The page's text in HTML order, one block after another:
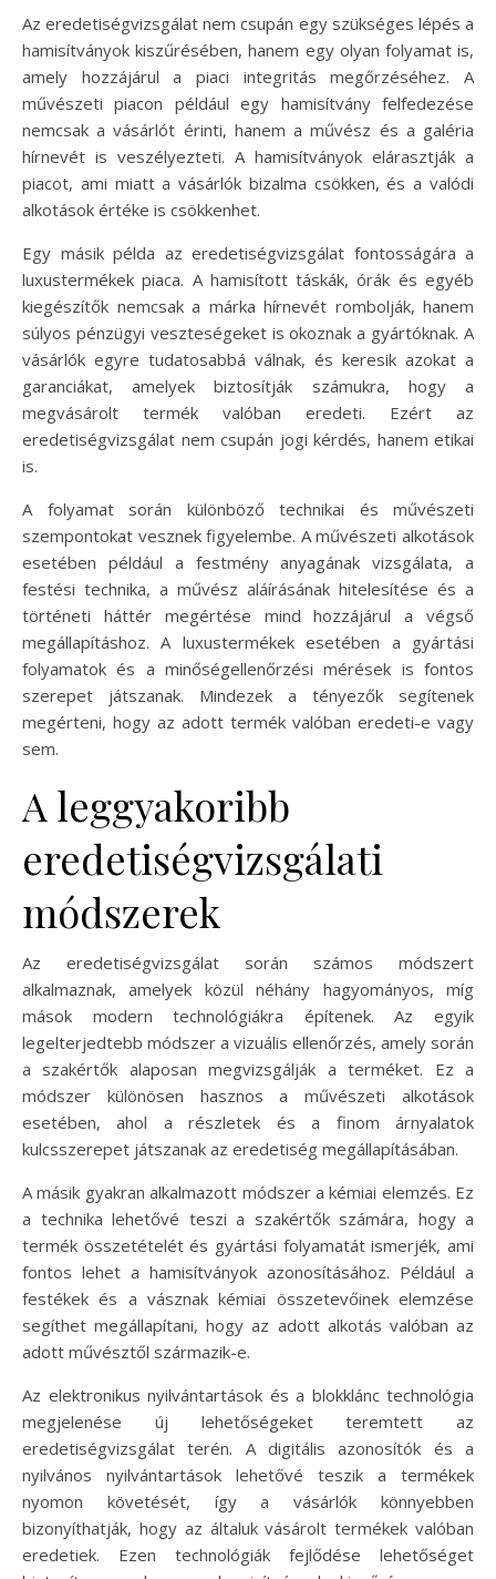
Az eredetiségvizsgálat nem csupán egy szükséges lépés a
hamisítványok kiszűrésében, hanem egy olyan folyamat is,
amely hozzájárul a piaci integritás megőrzéséhez. A
művészeti piacon például egy hamisítvány felfedezése
nemcsak a vásárlót érinti, hanem a művész és a galéria
hírnevét is veszélyezteti. A hamisítványok elárasztják a
piacot, ami miatt a vásárlók bizalma csökken, és a valódi
alkotások értéke is csökkenhet.
Egy másik példa az eredetiségvizsgálat fontosságára a
luxustermékek piaca. A hamisított táskák, órák és egyéb
kiegészítők nemcsak a márka hírnevét rombolják, hanem
súlyos pénzügyi veszteségeket is okoznak a gyártóknak. A
vásárlók egyre tudatosabbá válnak, és keresik azokat a
garanciákat, amelyek biztosítják számukra, hogy a
megvásárolt termék valóban eredeti. Ezért az
eredetiségvizsgálat nem csupán jogi kérdés, hanem etikai
is.
A folyamat során különböző technikai és művészeti
szempontokat vesznek figyelembe. A művészeti alkotások
esetében például a festmény anyagának vizsgálata, a
festési technika, a művész aláírásának hitelesítése és a
történeti háttér megértése mind hozzájárul a végső
megállapításhoz. A luxustermékek esetében a gyártási
folyamatok és a minőségellenőrzési mérések is fontos
szerepet játszanak. Mindezek a tényezők segítenek
megérteni, hogy az adott termék valóban eredeti-e vagy
sem.
A leggyakoribb
eredetiségvizsgálati
módszerek
Az eredetiségvizsgálat során számos módszert
alkalmaznak, amelyek közül néhány hagyományos, míg
mások modern technológiákra építenek. Az egyik
legelterjedtebb módszer a vizuális ellenőrzés, amely során
a szakértők alaposan megvizsgálják a terméket. Ez a
módszer különösen hasznos a művészeti alkotások
esetében, ahol a részletek és a finom árnyalatok
kulcsszerepet játszanak az eredetiség megállapításában.
A másik gyakran alkalmazott módszer a kémiai elemzés. Ez
a technika lehetővé teszi a szakértők számára, hogy a
termék összetételét és gyártási folyamatát ismerjék, ami
fontos lehet a hamisítványok azonosításához. Például a
festékek és a vásznak kémiai összetevőinek elemzése
segíthet megállapítani, hogy az adott alkotás valóban az
adott művésztől származik-e.
Az elektronikus nyilvántartások és a blokklánc technológia
megjelenése új lehetőségeket teremtett az
eredetiségvizsgálat terén. A digitális azonosítók és a
nyilvános nyilvántartások lehetővé teszik a termékek
nyomon követését, így a vásárlók könnyebben
bizonyíthatják, hogy az általuk vásárolt termékek valóban
eredetiek. Ezen technológiák fejlődése lehetőséget